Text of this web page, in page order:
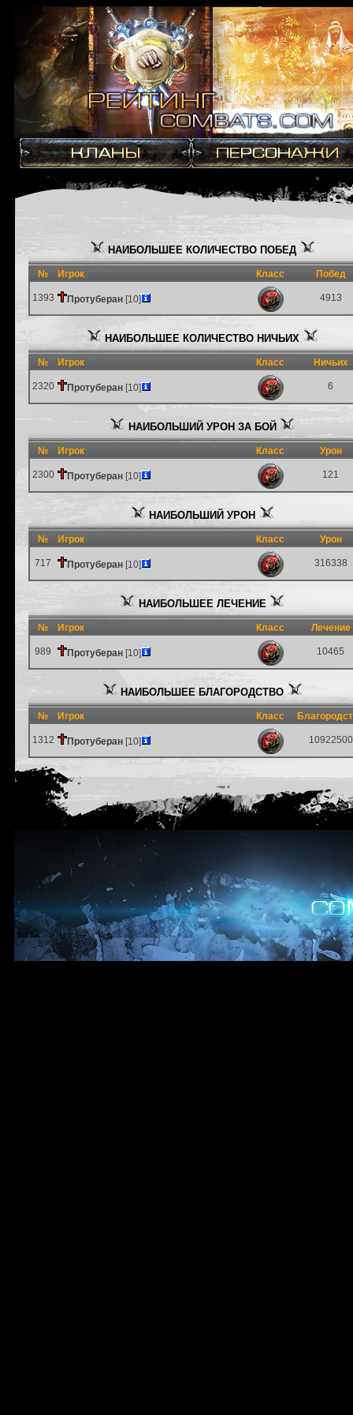
НАИБОЛЬШЕЕ КОЛИЧЕСТВО ПОБЕД
№ Игрок Класс Побед
1393 Протуберан [10] 4913
НАИБОЛЬШЕЕ КОЛИЧЕСТВО НИЧЬИХ
№ Игрок Класс Ничьих
2320 Протуберан [10] 6
НАИБОЛЬШИЙ УРОН ЗА БОЙ
№ Игрок Класс Урон
2300 Протуберан [10] 121
НАИБОЛЬШИЙ УРОН
№ Игрок Класс Урон
717 Протуберан [10] 316338
НАИБОЛЬШЕЕ ЛЕЧЕНИЕ
№ Игрок Класс Лечение
989 Протуберан [10] 10465
НАИБОЛЬШЕЕ БЛАГОРОДСТВО
№ Игрок Класс
1312 Протуберан [10] 10922500